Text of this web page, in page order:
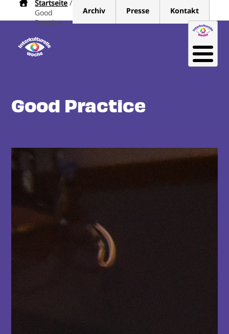
Direkt
Pfadnavigation
Startseite
Good
Practice
Archiv Presse Kontakt
Good Practice